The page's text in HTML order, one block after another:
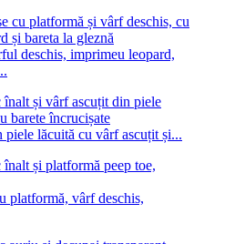
deschis, imprimeu leopard,
piele lăcuită cu vârf ascuțit și...
platformă, vârf deschis,